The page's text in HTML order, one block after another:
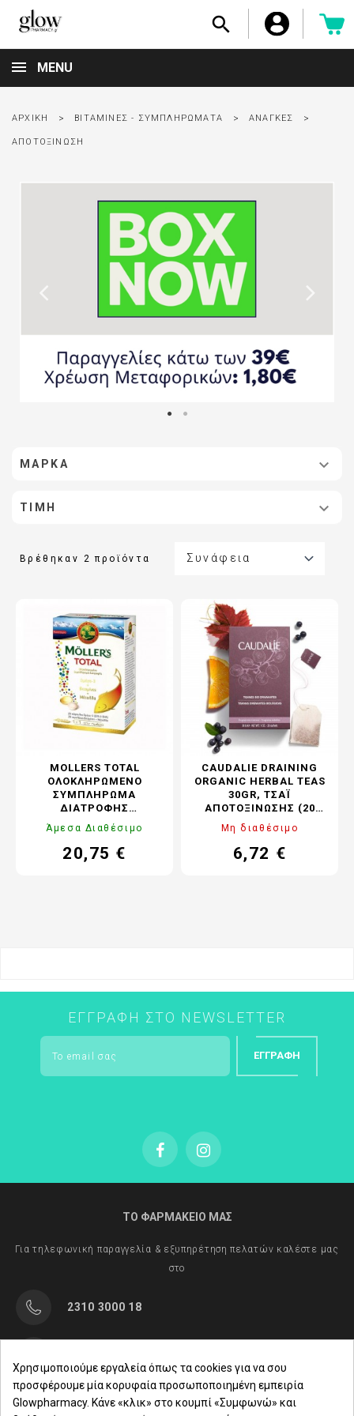

MENU
ΑΡΧΙΚΉ ΒΙΤΑΜΊΝΕΣ - ΣΥΜΠΛΗΡΏΜΑΤΑ ΑΝΆΓΚΕΣ
ΑΠΟΤΟΞΊΝΩΣΗ
ΜΆΡΚΑ 
ΤΙΜΉ 
Βρέθηκαν 2 προϊόντα Συνάφεια 
MOLLERS TOTAL
ΟΛΟΚΛΗΡΩΜΈΝΟ
ΣΥΜΠΛΉΡΩΜΑ
ΔΙΑΤΡΟΦΉΣ
28CAPS+28TABS
Άμεσα Διαθέσιμο
Τιμή
20,75 €
CAUDALIE DRAINING
ORGANIC HERBAL TEAS
30GR, ΤΣΆΙ
ΑΠΟΤΟΞΊΝΩΣΗΣ (20
ΦΑΚΕΛΆΚΙΑ)
Μη διαθέσιμο
Τιμή
6,72 €
ΕΓΓΡΑΦΉ ΣΤΟ NEWSLETTER
ΕΓΓΡΑΦΉ
ΤΟ ΦΑΡΜΑΚΕΙΟ ΜΑΣ
Για τηλεφωνική παραγγελία & εξυπηρέτηση πελατών καλέστε μας
στο
2310 3000 18
Δευ. - Παρ.: 8:00 - 21:00
Χρησιμοποιούμε εργαλεία όπως τα cookies για να σου
προσφέρουμε μία κορυφαία προσωποποιημένη εμπειρία
Glowpharmacy. Κάνε «κλικ» στο κουμπί «Συμφωνώ» και